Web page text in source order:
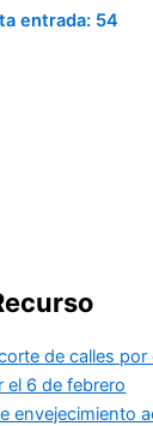
entrada: 54
de calles por
el 6 de febrero
envejecimiento